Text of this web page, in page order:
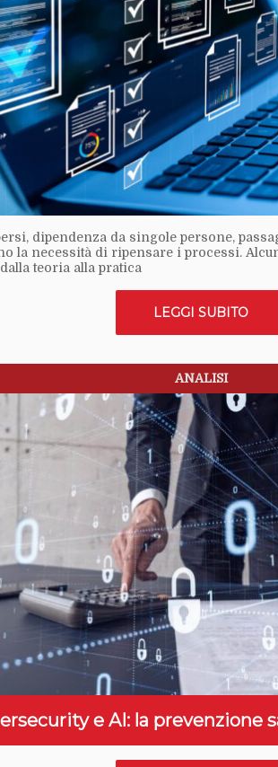
dipendenza da singole persone,
la necessità di ripensare i processi.
teoria alla pratica
LEGGI SUBITO
ANALISI
e AI: la prevenzione